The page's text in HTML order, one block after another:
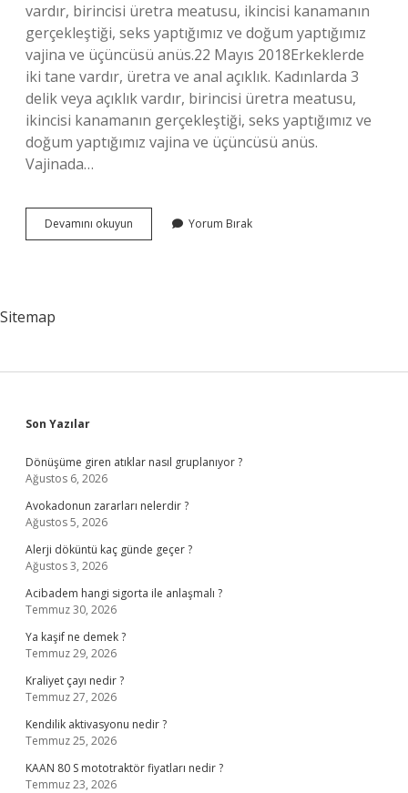
vardır, birincisi üretra meatusu, ikincisi kanamanın
gerçekleştiği, seks yaptığımız ve doğum yaptığımız
vajina ve üçüncüsü anüs.22 Mayıs 2018Erkeklerde
iki tane vardır, üretra ve anal açıklık. Kadınlarda 3
delik veya açıklık vardır, birincisi üretra meatusu,
ikincisi kanamanın gerçekleştiği, seks yaptığımız ve
doğum yaptığımız vajina ve üçüncüsü anüs.
Vajinada…
Devamını okuyun
Kadının
Yorum Bırak
Sitemap
Sidebar
Son Yazılar
Dönüşüme giren atıklar nasıl gruplanıyor ?
Ağustos 6, 2026
Avokadonun zararları nelerdir ?
Ağustos 5, 2026
Alerji döküntü kaç günde geçer ?
Ağustos 3, 2026
Acibadem hangi sigorta ile anlaşmalı ?
Temmuz 30, 2026
Ya kaşif ne demek ?
Temmuz 29, 2026
Kraliyet çayı nedir ?
Temmuz 27, 2026
Kendilik aktivasyonu nedir ?
Temmuz 25, 2026
KAAN 80 S mototraktör fiyatları nedir ?
Temmuz 23, 2026